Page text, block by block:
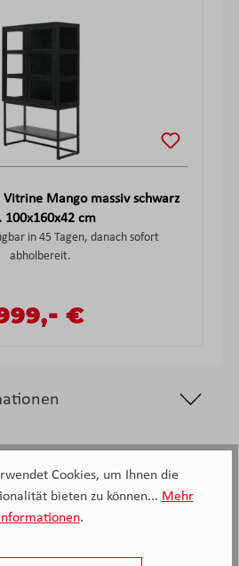
Vitrine Mango massiv schwarz
100x160x42 cm
in 45 Tagen, danach sofort
abholbereit.
Preis:
- €
2.138
Cookies, um Ihnen die
bieten zu können... Mehr
Informationen.